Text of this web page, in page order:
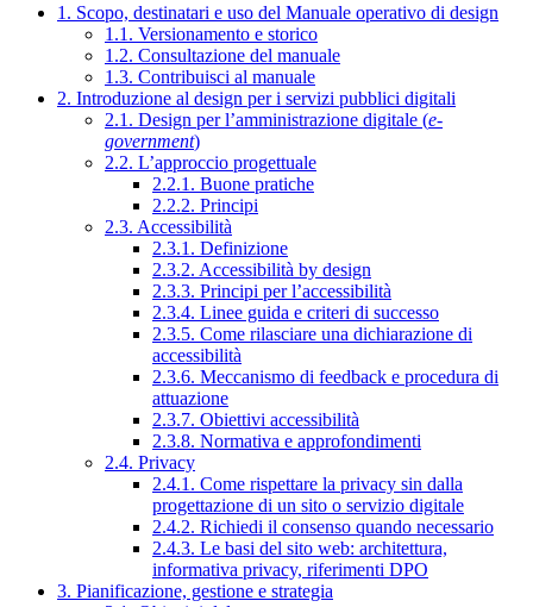
1. Scopo, destinatari e uso del Manuale operativo di design
1.1. Versionamento e storico
1.2. Consultazione del manuale
1.3. Contribuisci al manuale
2. Introduzione al design per i servizi pubblici digitali
2.1. Design per l’amministrazione digitale (e-
government)
2.2. L’approccio progettuale
2.2.1. Buone pratiche
2.2.2. Principi
2.3. Accessibilità
2.3.1. Definizione
2.3.2. Accessibilità by design
2.3.3. Principi per l’accessibilità
2.3.4. Linee guida e criteri di successo
2.3.5. Come rilasciare una dichiarazione di
accessibilità
2.3.6. Meccanismo di feedback e procedura di
attuazione
2.3.7. Obiettivi accessibilità
2.3.8. Normativa e approfondimenti
2.4. Privacy
2.4.1. Come rispettare la privacy sin dalla
progettazione di un sito o servizio digitale
2.4.2. Richiedi il consenso quando necessario
2.4.3. Le basi del sito web: architettura,
informativa privacy, riferimenti DPO
3. Pianificazione, gestione e strategia